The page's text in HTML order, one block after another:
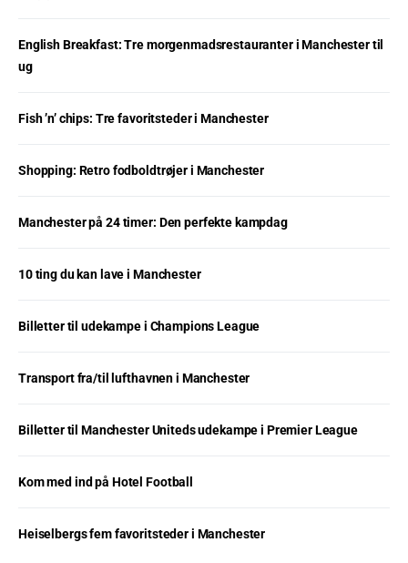
English Breakfast: Tre morgenmadsrestauranter i Manchester til
ug
Fish ’n’ chips: Tre favoritsteder i Manchester
Shopping: Retro fodboldtrøjer i Manchester
Manchester på 24 timer: Den perfekte kampdag
10 ting du kan lave i Manchester
Billetter til udekampe i Champions League
Transport fra/til lufthavnen i Manchester
Billetter til Manchester Uniteds udekampe i Premier League
Kom med ind på Hotel Football
Heiselbergs fem favoritsteder i Manchester